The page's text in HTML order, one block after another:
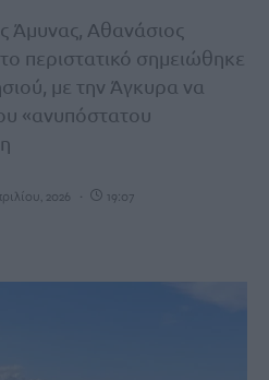
Άμυνας, Aθανάσιος
περιστατικό σημειώθηκε
με την Άγκυρα να
«ανυπόστατου
2026 19:07